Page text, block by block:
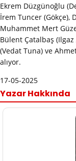
Ekrem Düzgünoğlu
İrem Tuncer (Gökçe),
Muhammet Mert
Bülent Çatalbaş (Ilgaz
(Vedat Tuna) ve
alıyor.
17-05-2025
Yazar Hakkında